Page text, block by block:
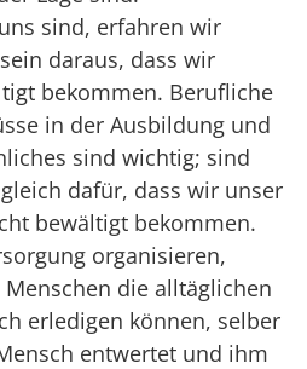
sind, erfahren wir
daraus, dass wir
bekommen. Berufliche
in der Ausbildung und
sind wichtig; sind
dafür, dass wir unser
bewältigt bekommen.
organisieren,
die alltäglichen
erledigen können, selber
entwertet und ihm